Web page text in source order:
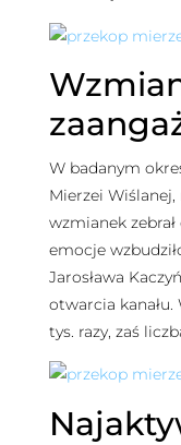
W badanym
Mierzei
wzmianek
emocje
Jarosława
otwarcia
tys. razy, zaś